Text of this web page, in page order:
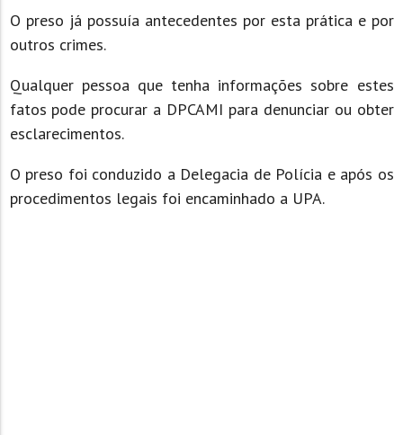
O preso já possuía antecedentes por esta prática e por
outros crimes.
Qualquer pessoa que tenha informações sobre estes
fatos pode procurar a DPCAMI para denunciar ou obter
esclarecimentos.
O preso foi conduzido a Delegacia de Polícia e após os
procedimentos legais foi encaminhado a UPA.